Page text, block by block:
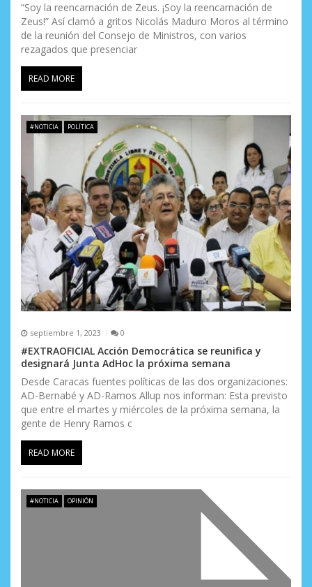
“Soy la reencarnación de Zeus. ¡Soy la reencarnación de
Zeus!” Así clamó a gritos Nicolás Maduro Moros al término
de la reunión del Consejo de Ministros, con varios
rezagados que presenciar
READ MORE
#NOTICIA POLÍTICA
septiembre 1, 2023 0
#EXTRAOFICIAL Acción Democrática se reunifica y
designará Junta AdHoc la próxima semana
Desde Caracas fuentes políticas de las dos organizaciones:
AD-Bernabé y AD-Ramos Allup nos informan: Esta previsto
que entre el martes y miércoles de la próxima semana, la
gente de Henry Ramos c
READ MORE
#NOTICIA OPINIÓN